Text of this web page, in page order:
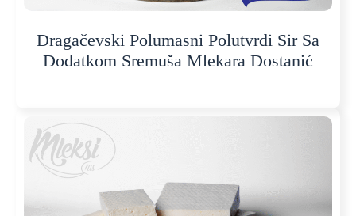
Dragačevski Polumasni Polutvrdi Sir Sa
Dodatkom Sremuša Mlekara Dostanić